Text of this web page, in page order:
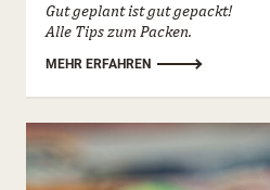
Gut geplant ist gut gepackt!
Alle Tips zum Packen.
MEHR ERFAHREN